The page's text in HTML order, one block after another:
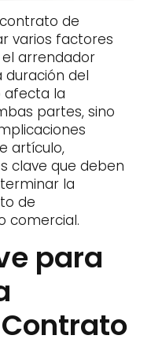
de
varios factores
arrendador
duración del
afecta la
partes, sino
artículo,
clave que deben
la
de
comercial.
para